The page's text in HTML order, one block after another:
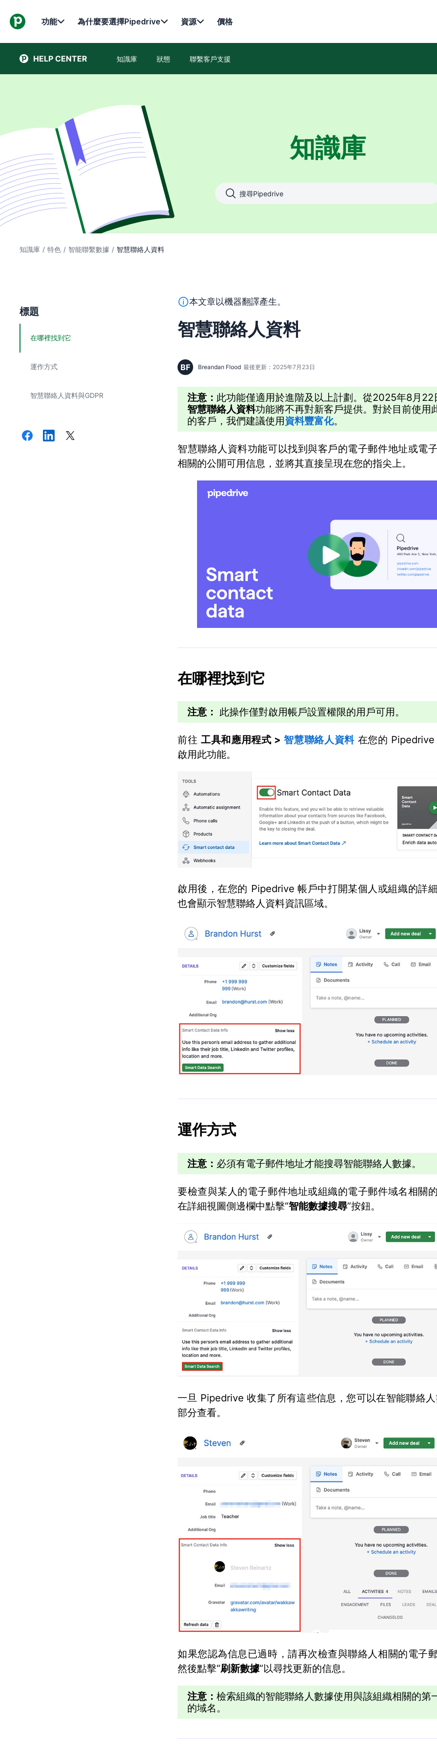
功能 為什麼要選擇Pipedrive 資源 價格
HELP CENTER 知識庫 狀態 聯繫客戶支援
知識庫
知識庫 / 特色 / 智能聯繫數據 / 智慧聯絡人資料
標題
在哪裡找到它
運作方式
智慧聯絡人資料與GDPR
本段文字係以機器翻譯工具由英文翻譯而來，尚未經由真人編輯進行審校
本文章以機器翻譯產生。
智慧聯絡人資料
BF Breandan Flood 最後更新：2025年7月23日
注意： 此功能僅適用於進階及以上計劃。從2025年8月22
智慧聯絡人資料功能將不再對新客戶提供。對於目前使用
的客戶，我們建議使用資料豐富化。
智慧聯絡人資料功能可以找到與客戶的電子郵件地址或電
相關的公開可用信息，並將其直接呈現在您的指尖上。
在哪裡找到它
注意： 此操作僅對啟用帳戶設置權限的用戶可用。
前往工具和應用程式 >智慧聯絡人資料在您的 Pipedrive
啟用此功能。
啟用後，在您的 Pipedrive 帳戶中打開某個人或組織的詳
也會顯示智慧聯絡人資料資訊區域。
運作方式
注意： 必須有電子郵件地址才能搜尋智能聯絡人數據。
要檢查與某人的電子郵件地址或組織的電子郵件域名相關
在詳細視圖側邊欄中點擊“智能數據搜尋”按鈕。
一旦 Pipedrive 收集了所有這些信息，您可以在智能聯絡
部分查看。
如果您認為信息已過時，請再次檢查與聯絡人相關的電子
然後點擊“刷新數據”以尋找更新的信息。
注意： 檢索組織的智能聯絡人數據使用與該組織相關的第
的域名。